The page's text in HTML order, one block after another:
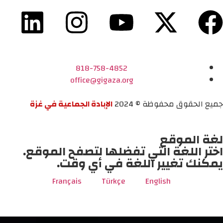
818-758-4852
office@gigaza.org
جميع الحقوق محفوظة © 2024
الإبادة الجماعية في غزة
لغة الموقع
اختر اللغة التي تفضلها لتصفح الموقع.
يمكنك تغيير اللغة في أي وقت.
English
Türkçe
Français